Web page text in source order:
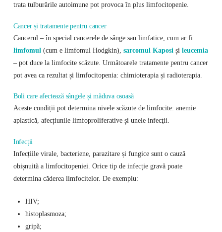
trata tulburările autoimune pot provoca în plus limfocitopenie.
Cancer și tratamente pentru cancer
Cancerul – în special cancerele de sânge sau limfatice, cum ar fi
limfomul (cum e limfomul Hodgkin), sarcomul Kaposi și leucemia
– pot duce la limfocite scăzute. Următoarele tratamente pentru cancer
pot avea ca rezultat și limfocitopenia: chimioterapia și radioterapia.
Boli care afectează sângele și măduva osoasă
Aceste condiții pot determina nivele scăzute de limfocite: anemie
aplastică, afecțiunile limfoproliferative și unele infecţii.
Infecții
Infecțiile virale, bacteriene, parazitare și fungice sunt o cauză
obișnuită a limfocitopeniei. Orice tip de infecție gravă poate
determina căderea limfocitelor. De exemplu:
HIV;
histoplasmoza;
gripă;